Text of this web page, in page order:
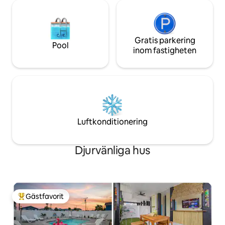
Pool
Gratis parkering
inom fastigheten
Luftkonditionering
Djurvänliga hus
Populär gästfavorit
Gästfavorit